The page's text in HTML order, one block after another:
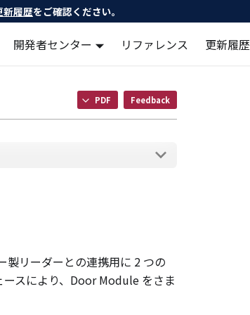
新履歴をご確認ください。
開発者センター リファレンス 更新履歴
PDF Feedback
リーダーとの連携用に 2 つの
スにより、Door Module をさま